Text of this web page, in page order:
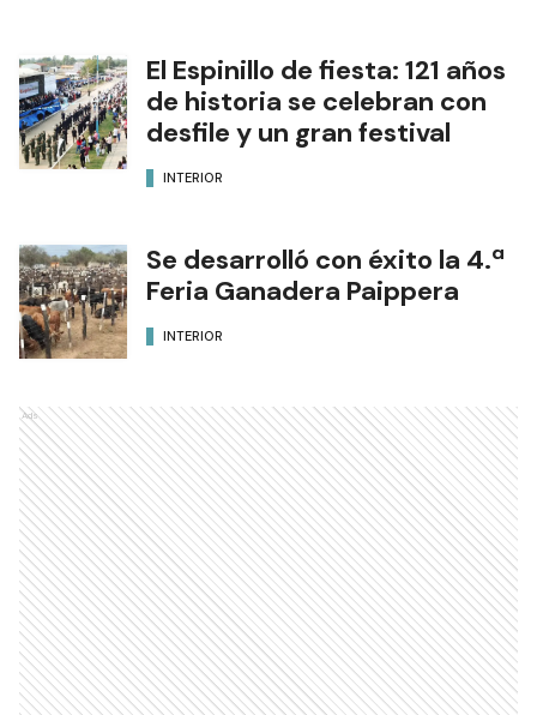
El Espinillo de fiesta: 121 años
de historia se celebran con
desfile y un gran festival
INTERIOR
Se desarrolló con éxito la 4.ª
Feria Ganadera Paippera
INTERIOR
Ads